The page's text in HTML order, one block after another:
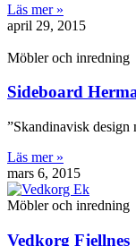
Läs mer »
april 29, 2015
Möbler och inredning
Sideboard
”Skandinavisk design
Läs mer »
mars 6, 2015
Möbler och inredning
Vedkorg Fjellnes